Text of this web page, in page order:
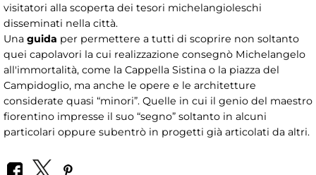
visitatori alla scoperta dei tesori michelangioleschi
disseminati nella città.
Una guida per permettere a tutti di scoprire non soltanto
quei capolavori la cui realizzazione consegnò Michelangelo
all'immortalità, come la Cappella Sistina o la piazza del
Campidoglio, ma anche le opere e le architetture
considerate quasi “minori”. Quelle in cui il genio del maestro
fiorentino impresse il suo “segno” soltanto in alcuni
particolari oppure subentrò in progetti già articolati da altri.